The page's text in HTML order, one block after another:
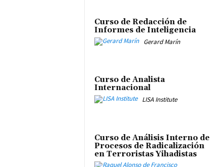
Curso de Redacción de
Informes de Inteligencia
Gerard Marín
Curso de Analista
Internacional
LISA Institute
Curso de Análisis Interno de
Procesos de Radicalización
en Terroristas Yihadistas